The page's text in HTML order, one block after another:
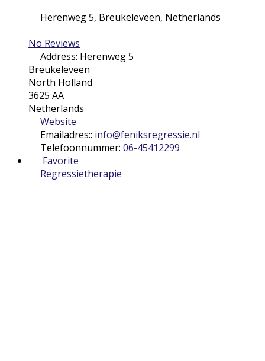
Herenweg 5, Breukeleveen, Netherlands
No Reviews
Address: Herenweg 5
Breukeleveen
North Holland
3625 AA
Netherlands
Website
Emailadres:: info@feniksregressie.nl
Telefoonnummer: 06-45412299
Favorite
Regressietherapie